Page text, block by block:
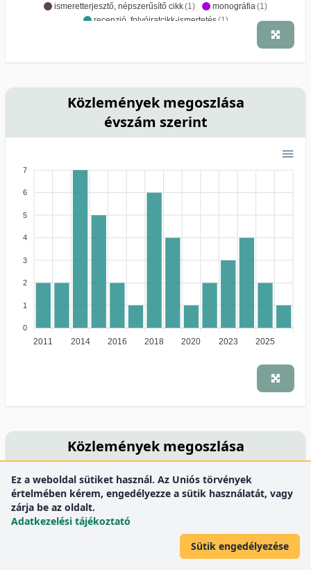
ismeretterjesztő, népszerűsítő cikk(1) monográfia (1)
recenzió, folyóiratcikk-ismertetés(1)
Közlemények megoszlása
évszám szerint
7
6
5
4
3
2
1
0
2011 2014 2016 2018 2020 2023 2025
Közlemények megoszlása
nyelv szerint
Ez a weboldal sütiket használ. Az Uniós törvények
értelmében kérem, engedélyezze a sütik használatát, vagy
zárja be az oldalt.
Adatkezelési tájékoztató
Sütik engedélyezése